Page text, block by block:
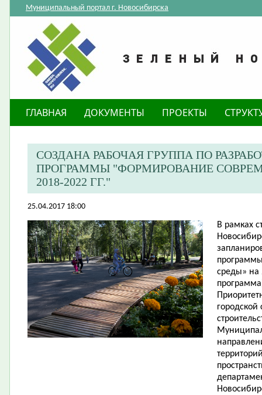
Муниципальный портал г. Новосибирска
ГЛАВНАЯ ДОКУМЕНТЫ ПРОЕКТЫ
СОЗДАНА РАБОЧАЯ ГРУППА ПО
ПРОГРАММЫ "ФОРМИРОВАНИЕ
2018-2022 ГГ."
25.04.2017 18:00
В рамках
среды» на